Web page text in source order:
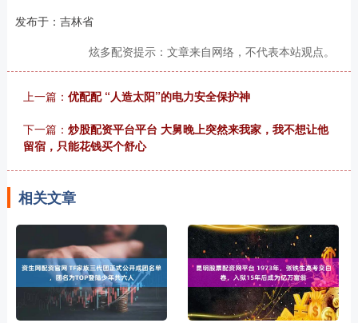
发布于：吉林省
炫多配资提示：文章来自网络，不代表本站观点。
上一篇： 优配配 “人造太阳”的电力安全保护神
下一篇： 炒股配资平台平台 大舅晚上突然来我家，我不想让他
留宿，只能花钱买个舒心
相关文章